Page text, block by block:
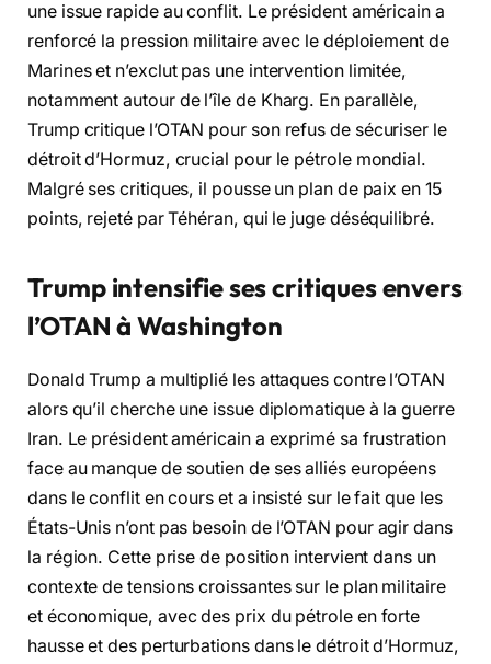
une issue rapide au conflit. Le président américain a
renforcé la pression militaire avec le déploiement de
Marines et n’exclut pas une intervention limitée,
notamment autour de l’île de Kharg. En parallèle,
Trump critique l’OTAN pour son refus de sécuriser le
détroit d’Hormuz, crucial pour le pétrole mondial.
Malgré ses critiques, il pousse un plan de paix en 15
points, rejeté par Téhéran, qui le juge déséquilibré.
Trump intensifie ses critiques envers
l’OTAN à Washington
Donald Trump a multiplié les attaques contre l’OTAN
alors qu’il cherche une issue diplomatique à la guerre
Iran. Le président américain a exprimé sa frustration
face au manque de soutien de ses alliés européens
dans le conflit en cours et a insisté sur le fait que les
États-Unis n’ont pas besoin de l’OTAN pour agir dans
la région. Cette prise de position intervient dans un
contexte de tensions croissantes sur le plan militaire
et économique, avec des prix du pétrole en forte
hausse et des perturbations dans le détroit d’Hormuz,